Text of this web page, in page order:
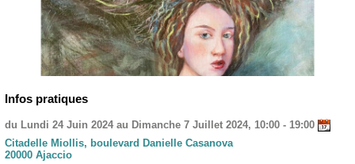
Infos pratiques
du Lundi 24 Juin 2024 au Dimanche 7 Juillet 2024, 10:00 - 19:00
Citadelle Miollis, boulevard Danielle Casanova
20000 Ajaccio